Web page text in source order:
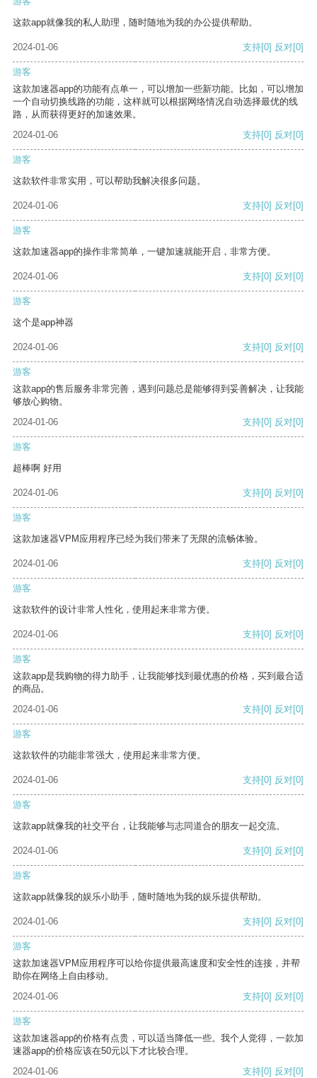
这款app就像我的私人助理，随时随地为我的办公提供帮助。
2024-01-06 支持[0] 反对[0]
游客
这款加速器app的功能有点单一，可以增加一些新功能。比如，可以增加
一个自动切换线路的功能，这样就可以根据网络情况自动选择最优的线
路，从而获得更好的加速效果。
2024-01-06
支持[0] 反对[0]
游客
这款软件非常实用，可以帮助我解决很多问题。
2024-01-06 支持[0] 反对[0]
游客
这款加速器app的操作非常简单，一键加速就能开启，非常方便。
2024-01-06 支持[0] 反对[0]
游客
这个是app神器
2024-01-06 支持[0] 反对[0]
游客
这款app的售后服务非常完善，遇到问题总是能够得到妥善解决，让我能
够放心购物。
2024-01-06
支持[0] 反对[0]
游客
超棒啊 好用
2024-01-06 支持[0] 反对[0]
游客
这款加速器VPM应用程序已经为我们带来了无限的流畅体验。
2024-01-06 支持[0] 反对[0]
游客
这款软件的设计非常人性化，使用起来非常方便。
2024-01-06 支持[0] 反对[0]
游客
这款app是我购物的得力助手，让我能够找到最优惠的价格，买到最合适
的商品。
2024-01-06
支持[0] 反对[0]
游客
这款软件的功能非常强大，使用起来非常方便。
2024-01-06 支持[0] 反对[0]
游客
这款app就像我的社交平台，让我能够与志同道合的朋友一起交流。
2024-01-06 支持[0] 反对[0]
游客
这款app就像我的娱乐小助手，随时随地为我的娱乐提供帮助。
2024-01-06 支持[0] 反对[0]
游客
这款加速器VPM应用程序可以给你提供最高速度和安全性的连接，并帮
助你在网络上自由移动。
2024-01-06
支持[0] 反对[0]
游客
这款加速器app的价格有点贵，可以适当降低一些。我个人觉得，一款加
速器app的价格应该在50元以下才比较合理。
2024-01-06
支持[0] 反对[0]